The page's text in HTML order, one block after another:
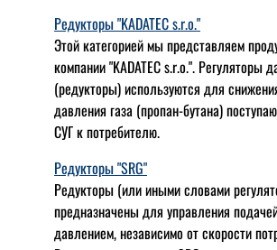
Редукторы "KADATEC s.r.o."
Этой категорией мы представляем
компании "KADATEC s.r.o.". Регуляторы
(редукторы) используются для
давления газа (пропан-бутана)
СУГ к потребителю.
Редукторы "SRG"
Редукторы (или иными словами
предназначены для управления
давлением, независимо от скорости